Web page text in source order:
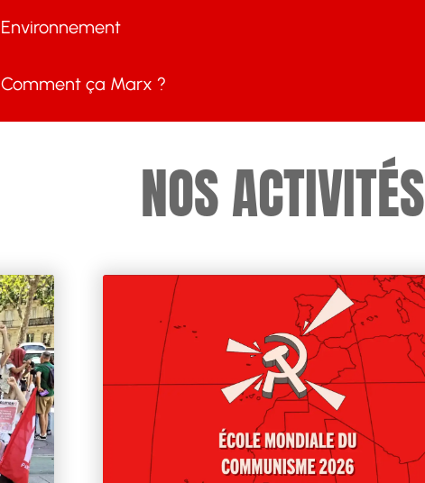
Environnement
Comment ça Marx ?
NOS ACTIVITÉS